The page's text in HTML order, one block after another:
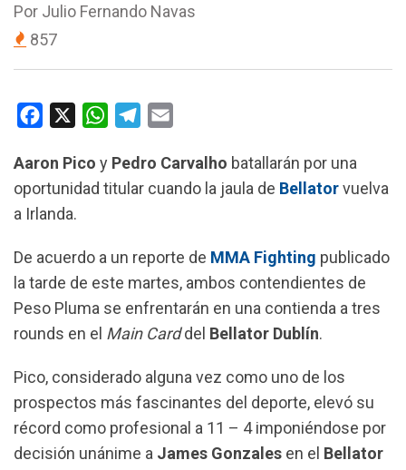
Por Julio Fernando Navas
857
c
e
b
o
k
W
a
t
p
p
l
e
a
m
a
i
Aaron Pico y Pedro Carvalho batallarán por una
oportunidad titular cuando la jaula de Bellatorvuelva
a Irlanda.
De acuerdo a un reporte de MMA Fighting publicado
la tarde de este martes, ambos contendientes de
Peso Pluma se enfrentarán en una contienda a tres
rounds en el Main Carddel Bellator Dublín.
Pico, considerado alguna vez como uno de los
prospectos más fascinantes del deporte, elevó su
récord como profesional a 11 – 4 imponiéndose por
decisión unánime a James Gonzales en el Bellator